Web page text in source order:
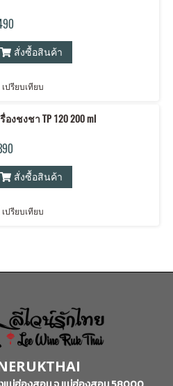
สั่งซื้อสินค้า
เปรียบเทียบ
องชงชา TP 120 200 ml
สั่งซื้อสินค้า
เปรียบเทียบ